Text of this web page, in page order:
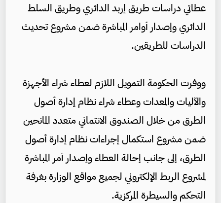
عطائي دراسات طريق إربد الدائري وطريق السلط
الدائري وإصدار أوامر المباشرة ضمن مشروع تحديث
الدراسات للطريقين.
ووفرت الحكومة التمويل اللازم لعطاء شراء الأجهزة
والآليات والمعدات وعطاء شراء نظام إدارة أصول
الطرق من خلال الصندوق الائتماني متعدد المانحين
ضمن مشروع استكمال إجراءات نظام إدارة أصول
الطرق، إلى جانب إحالة العطاء وإصدار أمر المباشرة
لمشروع الربط الإلكتروني لجميع مواقع الوزارة بغرفة
التحكم والسيطرة المركزية.